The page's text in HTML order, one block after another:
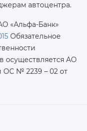
автоцентра.
«Альфа-Банк»
Обязательное
осуществляется AO
ОС № 2239 – 02 от